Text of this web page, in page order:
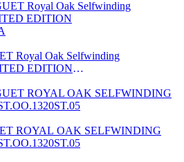
Royal Oak Selfwinding
EDITION
ROYAL OAK SELFWINDING